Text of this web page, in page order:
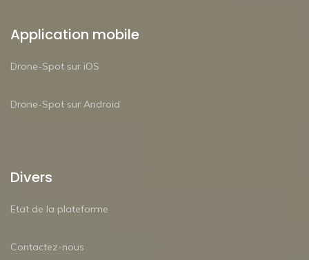
Application mobile
Drone-Spot sur iOS
Drone-Spot sur Android
Divers
Etat de la plateforme
Contactez-nous